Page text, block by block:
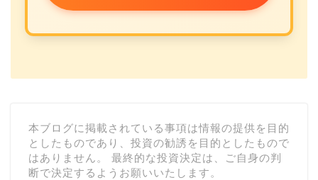
本ブログに掲載されている事項は情報の提供を目的
としたものであり、投資の勧誘を目的としたもので
はありません。 最終的な投資決定は、ご自身の判
断で決定するようお願いいたします。